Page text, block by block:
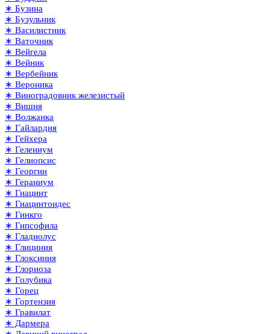
∗ Бузина
∗ Бузульник
∗ Василистник
∗ Ваточник
∗ Вейгела
∗ Вейник
∗ Вербейник
∗ Вероника
∗ Виноградовник железистый
∗ Вишня
∗ Волжанка
∗ Гайлардия
∗ Гейхера
∗ Гелениум
∗ Гелиопсис
∗ Георгин
∗ Гераниум
∗ Гиацинт
∗ Гиацинтоидес
∗ Гинкго
∗ Гипсофила
∗ Гладиолус
∗ Глициния
∗ Глоксиния
∗ Глориоза
∗ Голубика
∗ Горец
∗ Гортензия
∗ Гравилат
∗ Дармера